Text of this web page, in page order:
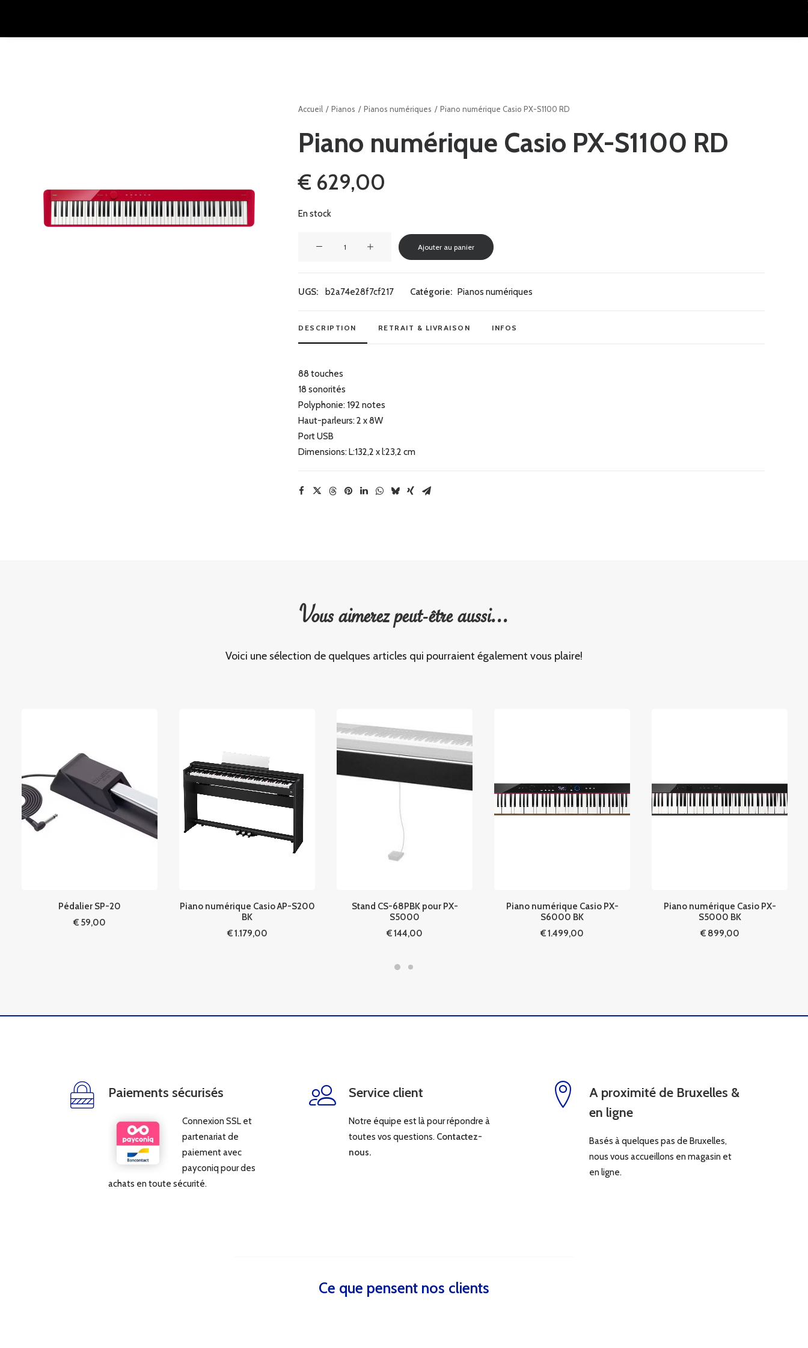
Accueil Pianos Pianos numériques Piano numérique Casio PX-S1100 RD
Piano numérique Casio PX-S1100 RD
€ 629,00
En stock
numérique
S1100
Ajouter au panier
UGS: b2a74e28f7cf217 Catégorie: Pianos numériques
DESCRIPTION RETRAIT & LIVRAISON INFOS
88 touches
18 sonorités
Polyphonie: 192 notes
Haut-parleurs: 2 x 8W
Port USB
Dimensions: L:132,2 x l:23,2 cm
Vous aimerez peut-être aussi...
Voici une sélection de quelques articles qui pourraient également vous plaire!
Pédalier SP-20
€ 59,00
Piano numérique Casio AP-S200
BK
€1.179,00
Stand CS-68PBK pour PX-
S5000
€144,00
Piano numérique Casio PX-
S6000 BK
€1.499,00
Piano numérique Casio PX-
S5000 BK
€899,00
Paiements sécurisés
Connexion SSL et
partenariat de
paiement avec
payconiq pour des
achats en toute sécurité.
Service client
Notre équipe est là pour répondre à
toutes vos questions. Contactez-
nous.
A proximité de Bruxelles &
en ligne
Basés à quelques pas de Bruxelles,
nous vous accueillons en magasin et
en ligne.
Ce que pensent nos clients